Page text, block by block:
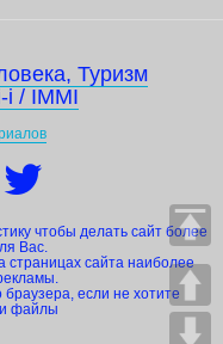
Туризм
i / IMMI
чтобы делать сайт более
Вас.
страницах сайта наиболее
если не хотите
файлы